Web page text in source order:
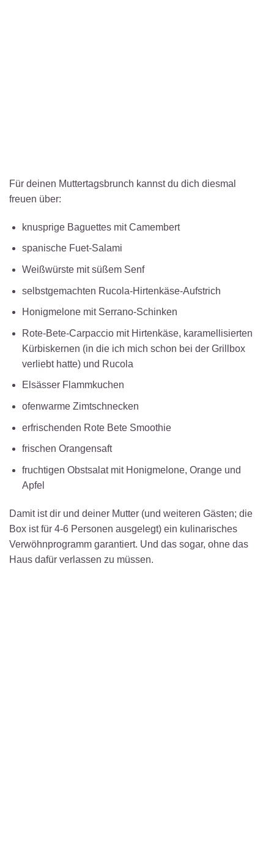
Für deinen Muttertagsbrunch kannst du dich diesmal
freuen über:
knusprige Baguettes mit Camembert
spanische Fuet-Salami
Weißwürste mit süßem Senf
selbstgemachten Rucola-Hirtenkäse-Aufstrich
Honigmelone mit Serrano-Schinken
Rote-Bete-Carpaccio mit Hirtenkäse, karamellisierten
Kürbiskernen (in die ich mich schon bei der Grillbox
verliebt hatte) und Rucola
Elsässer Flammkuchen
ofenwarme Zimtschnecken
erfrischenden Rote Bete Smoothie
frischen Orangensaft
fruchtigen Obstsalat mit Honigmelone, Orange und
Apfel
Damit ist dir und deiner Mutter (und weiteren Gästen; die
Box ist für 4-6 Personen ausgelegt) ein kulinarisches
Verwöhnprogramm garantiert. Und das sogar, ohne das
Haus dafür verlassen zu müssen.